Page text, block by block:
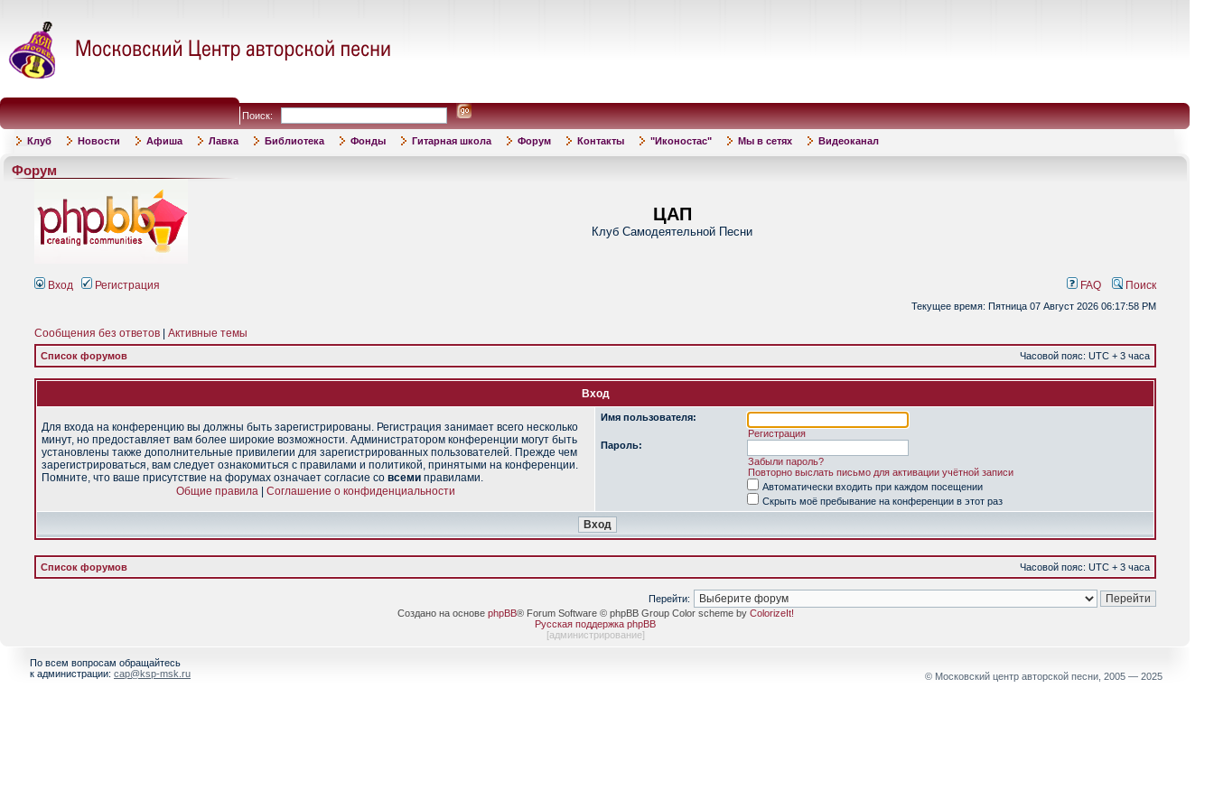
Поиск:
Клуб Новости Афиша Лавка Библиотека Фонды Гитарная школа Форум Контакты "Иконостас" Мы в сетях Видеоканал
Форум
ЦАП
Клуб Самодеятельной Песни
Вход Регистрация FAQ Поиск
Текущее время: Пятница 07 Август 2026 06:17:58 PM
Сообщения без ответов Активные темы
Список форумов Часовой пояс: UTC + 3 часа
Вход
Для входа на конференцию вы должны быть зарегистрированы. Регистрация занимает всего несколько
минут, но предоставляет вам более широкие возможности. Администратором конференции могут быть
установлены также дополнительные привилегии для зарегистрированных пользователей. Прежде чем
зарегистрироваться, вам следует ознакомиться с правилами и политикой, принятыми на конференции.
Помните, что ваше присутствие на форумах означает согласие со всеми правилами.
Общие правила
Соглашение о конфиденциальности
Имя пользователя:
Регистрация
Пароль:
Забыли пароль?
Повторно выслать письмо для активации учётной записи
Автоматически входить при каждом посещении
Скрыть моё пребывание на конференции в этот раз
Список форумов Часовой пояс: UTC + 3 часа
Перейти:
Создано на основе phpBB® Forum Software © phpBB Group Color scheme by ColorizeIt!
Русская поддержка phpBB
[администрирование]
По всем вопросам обращайтесь
к администрации: cap@ksp-msk.ru © Московский центр авторской песни, 2005 — 2025